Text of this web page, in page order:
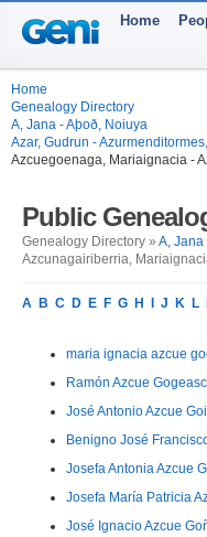
Home
Home
Genealogy Directory
A, Jana - Aþoð, Noiuya
Azar, Gudrun -
Azcuegoenaga, Mariaignacia -
Public
Genealogy Directory » A, Jana
Azcunagairiberria,
A B C D E F G H J K L
maria ignacia azcue
Ramón Azcue
José Antonio Azcue
Benigno José
Josefa Antonia Azcue
Josefa María Patricia
José Ignacio Azcue